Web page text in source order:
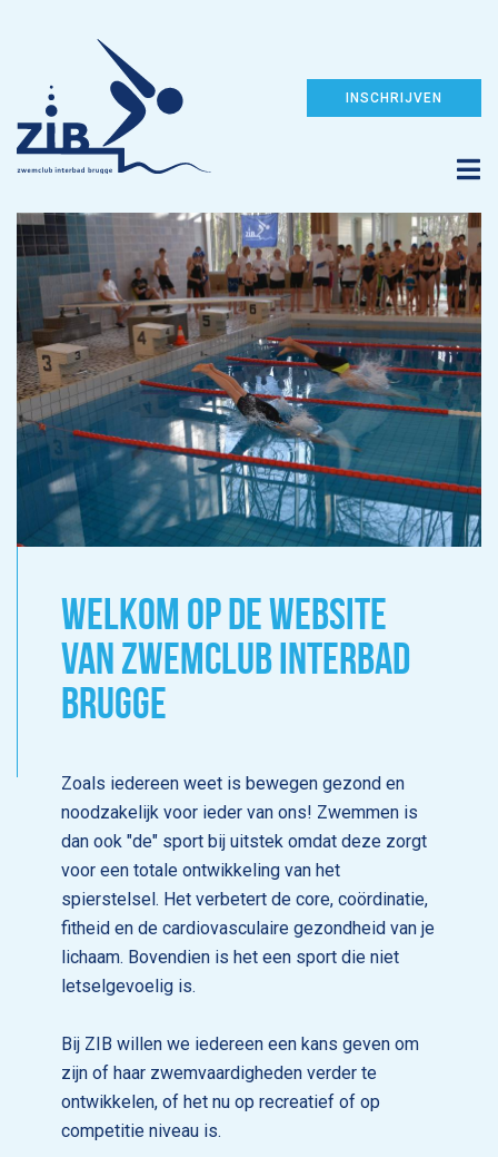
INSCHRIJVEN
WELKOM OP DE WEBSITE
VAN ZWEMCLUB INTERBAD
BRUGGE
Zoals iedereen weet is bewegen gezond en
noodzakelijk voor ieder van ons! Zwemmen is
dan ook "de" sport bij uitstek omdat deze zorgt
voor een totale ontwikkeling van het
spierstelsel. Het verbetert de core, coördinatie,
fitheid en de cardiovasculaire gezondheid van je
lichaam. Bovendien is het een sport die niet
letselgevoelig is.
Bij ZIB willen we iedereen een kans geven om
zijn of haar zwemvaardigheden verder te
ontwikkelen, of het nu op recreatief of op
competitie niveau is.